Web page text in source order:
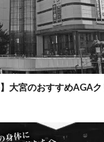
】大宮のおすすめAGA